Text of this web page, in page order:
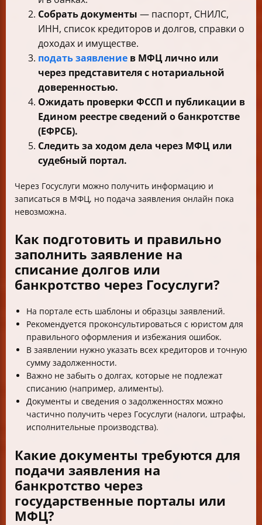
Собрать документы — паспорт, СНИЛС,
ИНН, список кредиторов и долгов, справки о
доходах и имуществе.
подать заявление в МФЦ лично или
через представителя с нотариальной
доверенностью.
Ожидать проверки ФССП и публикации в
Едином реестре сведений о банкротстве
(ЕФРСБ).
Следить за ходом дела через МФЦ или
судебный портал.
Через Госуслуги можно получить информацию и
записаться в МФЦ, но подача заявления онлайн пока
невозможна.
Как подготовить и правильно
заполнить заявление на
списание долгов или
банкротство через Госуслуги?
На портале есть шаблоны и образцы заявлений.
Рекомендуется проконсультироваться с юристом для
правильного оформления и избежания ошибок.
В заявлении нужно указать всех кредиторов и точную
сумму задолженности.
Важно не забыть о долгах, которые не подлежат
списанию (например, алименты).
Документы и сведения о задолженностях можно
частично получить через Госуслуги (налоги, штрафы,
исполнительные производства).
Какие документы требуются для
подачи заявления на
банкротство через
государственные порталы или
МФЦ?